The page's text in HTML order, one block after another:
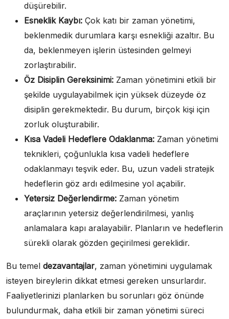
düşürebilir.
Esneklik Kaybı: Çok katı bir zaman yönetimi,
beklenmedik durumlara karşı esnekliği azaltır. Bu
da, beklenmeyen işlerin üstesinden gelmeyi
zorlaştırabilir.
Öz Disiplin Gereksinimi: Zaman yönetimini etkili bir
şekilde uygulayabilmek için yüksek düzeyde öz
disiplin gerekmektedir. Bu durum, birçok kişi için
zorluk oluşturabilir.
Kısa Vadeli Hedeflere Odaklanma: Zaman yönetimi
teknikleri, çoğunlukla kısa vadeli hedeflere
odaklanmayı teşvik eder. Bu, uzun vadeli stratejik
hedeflerin göz ardı edilmesine yol açabilir.
Yetersiz Değerlendirme: Zaman yönetim
araçlarının yetersiz değerlendirilmesi, yanlış
anlamalara kapı aralayabilir. Planların ve hedeflerin
sürekli olarak gözden geçirilmesi gereklidir.
Bu temel dezavantajlar, zaman yönetimini uygulamak
isteyen bireylerin dikkat etmesi gereken unsurlardır.
Faaliyetlerinizi planlarken bu sorunları göz önünde
bulundurmak, daha etkili bir zaman yönetimi süreci